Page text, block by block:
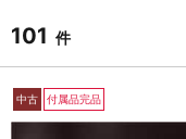
101 件
中古 付属品完品